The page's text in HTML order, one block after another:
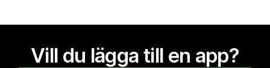
Vill du lägga till en app?